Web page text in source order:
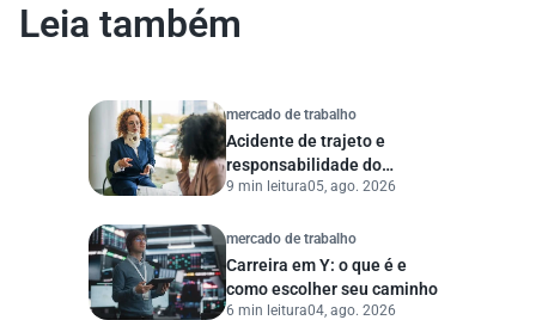
Leia também
mercado de trabalho
Acidente de trajeto e
responsabilidade do
empregador
9 min leitura05, ago. 2026
mercado de trabalho
Carreira em Y: o que é e
como escolher seu caminho
6 min leitura04, ago. 2026